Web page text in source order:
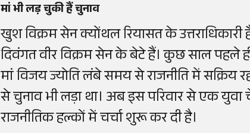
मां भी लड़ चुकी हैं चुनाव
खुश विक्रम सेन क्योंथल रियासत के
दिवंगत वीर विक्रम सेन के बेटे हैं। कुछ साल पहले
मां विजय ज्योति लंबे समय से राजनीति में सक्रिय
से चुनाव भी लड़ा था। अब इस परिवार से एक युवा
राजनीतिक हल्कों में चर्चा शुरू कर दी है।